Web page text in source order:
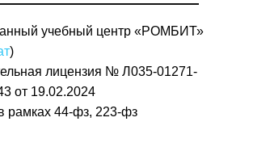
учебный центр «РОМБИТ»
)
лицензия № Л035-01271-
от 19.02.2024
рамках 44-фз, 223-фз